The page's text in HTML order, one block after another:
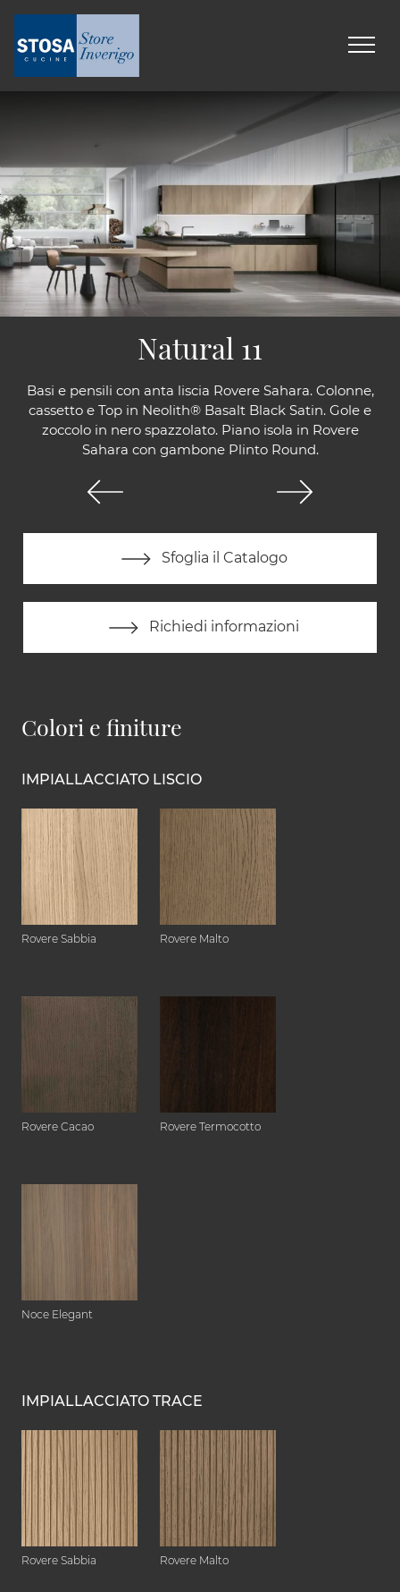
Basi e pensili con anta liscia Rovere Sahara. Colonne,
cassetto e Top in Neolith® Basalt Black Satin. Gole e
zoccolo in nero spazzolato. Piano isola in Rovere
Sahara con gambone Plinto Round.
Sfoglia il Catalogo
Richiedi informazioni
Natural 11
Colori e finiture
IMPIALLACCIATO LISCIO
Rovere Sabbia Rovere Malto
Rovere Cacao Rovere Termocotto
Noce Elegant
IMPIALLACCIATO TRACE
Rovere Sabbia Rovere Malto